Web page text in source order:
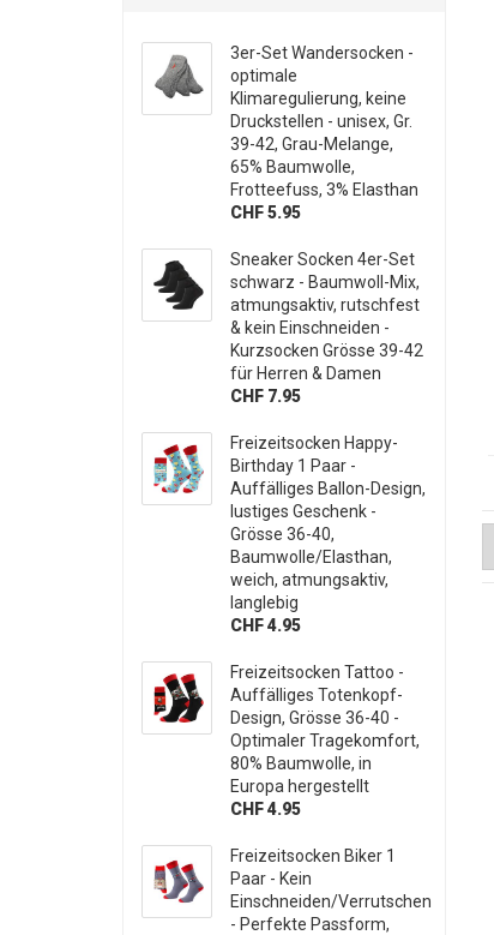
3er-Set Wandersocken -
optimale
Klimaregulierung, keine
Druckstellen - unisex, Gr.
39-42, Grau-Melange,
65% Baumwolle,
Frotteefuss, 3% Elasthan
CHF 5.95
Sneaker Socken 4er-Set
schwarz - Baumwoll-Mix,
atmungsaktiv, rutschfest
& kein Einschneiden -
Kurzsocken Grösse 39-42
für Herren & Damen
CHF 7.95
Freizeitsocken Happy-
Birthday 1 Paar -
Auffälliges Ballon-Design,
lustiges Geschenk -
Grösse 36-40,
Baumwolle/Elasthan,
weich, atmungsaktiv,
langlebig
CHF 4.95
Freizeitsocken Tattoo -
Auffälliges Totenkopf-
Design, Grösse 36-40 -
Optimaler Tragekomfort,
80% Baumwolle, in
Europa hergestellt
CHF 4.95
Freizeitsocken Biker 1
Paar - Kein
Einschneiden/Verrutschen
- Perfekte Passform,